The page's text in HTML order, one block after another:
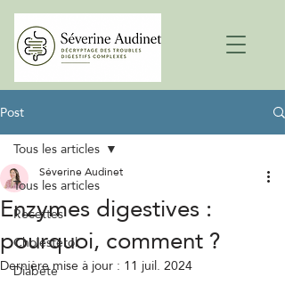
Post
Tous les articles
Recettes
Cholestérol
Diabète
Tous les articles
Enzymes digestives :
pourquoi, comment ?
Séverine Audinet
Dernière mise à jour : 11 juil. 2024